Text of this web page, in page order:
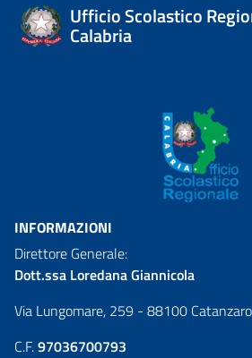
Ufficio Scolastico
Calabria
INFORMAZIONI
Direttore Generale:
Dott.ssa Loredana Giannicola
Via Lungomare, 259 - 88100
C.F.97036700793